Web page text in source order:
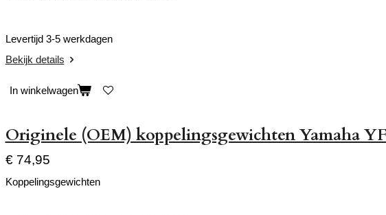
Levertijd 3-5 werkdagen
Bekijk details
In winkelwagen
Originele (OEM) koppelingsgewichten Yamaha
€ 74,95
Koppelingsgewichten